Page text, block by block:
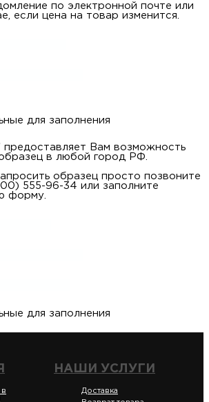
по электронной почте или
если цена на товар изменится.
для заполнения
предоставляет Вам возможность
в любой город РФ.
образец просто позвоните
555-96-34 или заполните
форму.
для заполнения
НАШИ УСЛУГИ
Доставка